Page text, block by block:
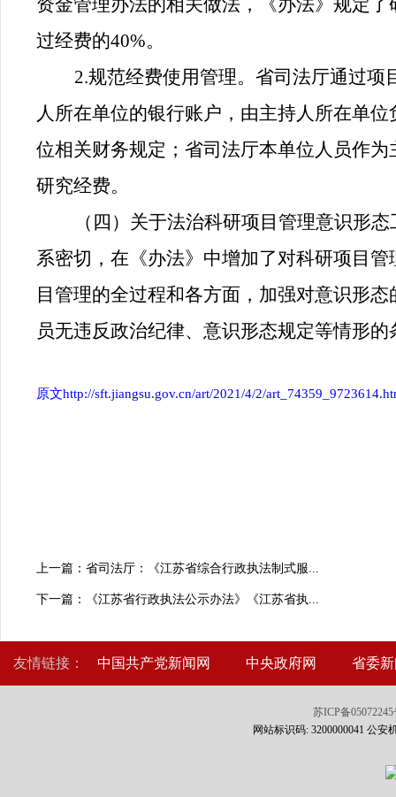
资金管理办法的相关做法， 《办法》 规定了
过经费的40%。
2.规范经费使用管理。 省司法厅通过项
人所在单位的银行账户，由主持人所在单
位相关财务规定；省司法厅本单位人员作
研究经费。
（四）关于法治科研项目管理意识形
系密切，在《办法》 中增加了对科研项目
目管理的全过程和各方面，加强对意识形态
员无违反政治纪律、意识形态规定等情形的
原文http://sft.jiangsu.gov.cn/art/2021/4/2/
上一篇：省司法厅：《江苏省综合行政执法制式服...
下一篇：《江苏省行政执法公示办法》《江苏省执...
友情链接： 中国共产党新闻网 中央政府网 省委
苏ICP备05072245
网站标识码: 3200000041 公安